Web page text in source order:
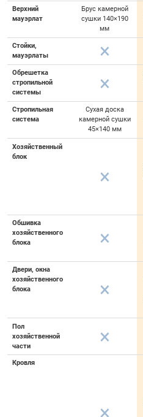
Верхний
мауэрлат
Брус камерной
сушки 140×190
мм
Стойки,
мауэрлаты
Обрешетка
стропильной
системы
Стропильная
система
Сухая доска
камерной сушки
45×140 мм
Хозяйственный
блок
Обшивка
хозяйственного
блока
Двери, окна
хозяйственного
блока
Пол
хозяйственной
части
Кровля